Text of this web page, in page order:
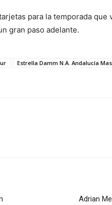
para la temporada que
gran paso adelante.
Estrella Damm N.A. Andalucía
Adrian